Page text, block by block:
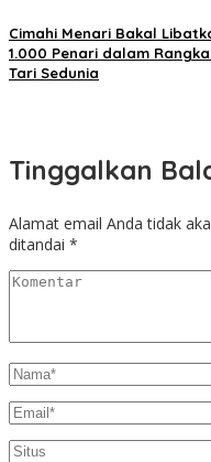
Cimahi Menari Bakal
1.000 Penari dalam
Tari Sedunia
Tinggalkan
Alamat email Anda tidak
ditandai *